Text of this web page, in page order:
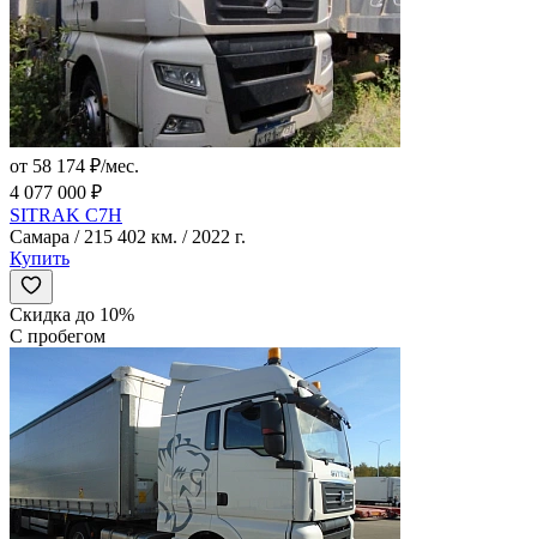
от 58 174 ₽/мес.
4 077 000 ₽
SITRAK C7H
Самара / 215 402 км. / 2022 г.
Купить
Скидка до 10%
С пробегом